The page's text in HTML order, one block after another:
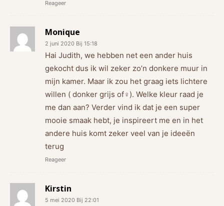
Reageer
Monique
2 juni 2020 Bij 15:18
Hai Judith, we hebben net een ander huis
gekocht dus ik wil zeker zo’n donkere muur in
mijn kamer. Maar ik zou het graag iets lichtere
willen ( donker grijs of‍♀️). Welke kleur raad je
me dan aan? Verder vind ik dat je een super
mooie smaak hebt, je inspireert me en in het
andere huis komt zeker veel van je ideeën
terug
Reageer
Kirstin
5 mei 2020 Bij 22:01